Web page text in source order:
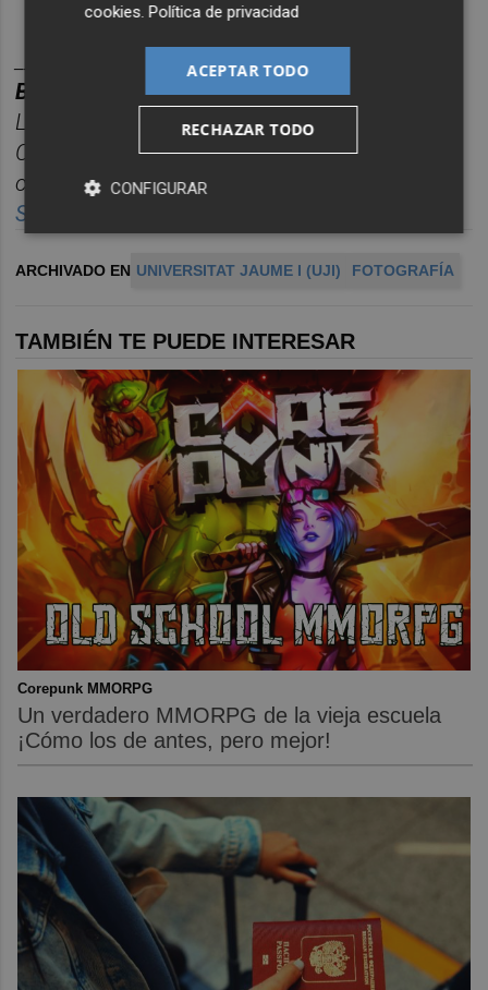
BOLET
N TITULARES CASTELLÓN PLAZA.
Las noticias m
s relevantes del d
Castelló
n, reunidas cada mañana en un solo
correo para empezar el d
Suscr
ARCHIVADO EN UNIVERSITAT JAUME I (UJI) FOTOGRAFÍA
TAMBIÉN TE PUEDE INTERESAR
Corepunk MMORPG
Un verdadero MMORPG de la vieja escuela
¡Cómo los de antes, pero mejor!
cookies .Política de privacidad
ACEPTAR TODO
RECHAZAR TODO
CONFIGURAR